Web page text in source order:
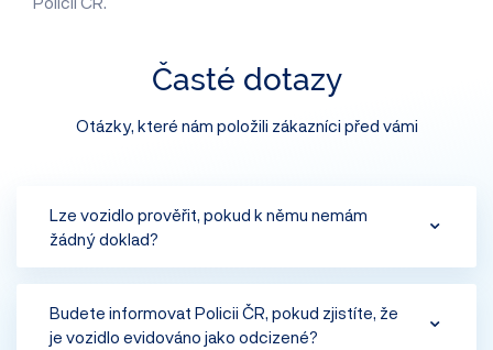
Časté dotazy
Otázky, které nám položili zákazníci před vámi
Lze vozidlo prověřit, pokud k němu nemám
žádný doklad?
Ano lze. Prověření provádíme vždy na základě VIN
vozidla, doklady nám však pomáhají při kontrole
Budete informovat Policii ČR, pokud zjistíte, že
je vozidlo evidováno jako odcizené?